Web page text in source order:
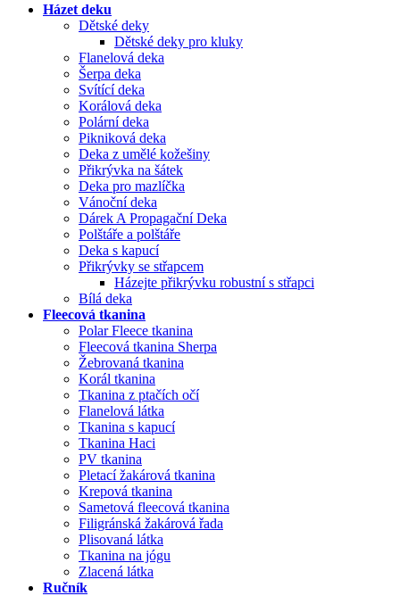
Házet deku
Dětské deky
Dětské deky pro kluky
Flanelová deka
Šerpa deka
Svítící deka
Korálová deka
Polární deka
Pikniková deka
Deka z umělé kožešiny
Přikrývka na šátek
Deka pro mazlíčka
Vánoční deka
Dárek A Propagační Deka
Polštáře a polštáře
Deka s kapucí
Přikrývky se střapcem
Házejte přikrývku robustní s střapci
Bílá deka
Fleecová tkanina
Polar Fleece tkanina
Fleecová tkanina Sherpa
Žebrovaná tkanina
Korál tkanina
Tkanina z ptačích očí
Flanelová látka
Tkanina s kapucí
Tkanina Haci
PV tkanina
Pletací žakárová tkanina
Krepová tkanina
Sametová fleecová tkanina
Filigránská žakárová řada
Plisovaná látka
Tkanina na jógu
Zlacená látka
Ručník